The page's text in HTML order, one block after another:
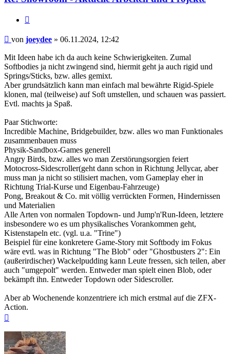
Beitrag
von joeydee » 06.11.2024, 12:42
Mit Ideen habe ich da auch keine Schwierigkeiten. Zumal
Softbodies ja nicht zwingend sind, hiermit geht ja auch rigid und
Springs/Sticks, bzw. alles gemixt.
Aber grundsätzlich kann man einfach mal bewährte Rigid-Spiele
klonen, mal (teilweise) auf Soft umstellen, und schauen was passiert.
Evtl. machts ja Spaß.
Paar Stichworte:
Incredible Machine, Bridgebuilder, bzw. alles wo man Funktionales
zusammenbauen muss
Physik-Sandbox-Games generell
Angry Birds, bzw. alles wo man Zerstörungsorgien feiert
Motocross-Sidescroller(geht dann schon in Richtung Jellycar, aber
muss man ja nicht so stilisiert machen, vom Gameplay eher in
Richtung Trial-Kurse und Eigenbau-Fahrzeuge)
Pong, Breakout & Co. mit völlig verrückten Formen, Hindernissen
und Materialien
Alle Arten von normalen Topdown- und Jump'n'Run-Ideen, letztere
insbesondere wo es um physikalisches Vorankommen geht,
Kistenstapeln etc. (vgl. u.a. "Trine")
Beispiel für eine konkretere Game-Story mit Softbody im Fokus
wäre evtl. was in Richtung "The Blob" oder "Ghostbusters 2": Ein
(außerirdischer) Wackelpudding kann Leute fressen, sich teilen, aber
auch "umgepolt" werden. Entweder man spielt einen Blob, oder
bekämpft ihn. Entweder Topdown oder Sidescroller.
Aber ab Wochenende konzentriere ich mich erstmal auf die ZFX-
Action.